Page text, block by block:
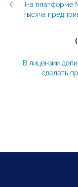
На платформе
тысяча
В лицензии
сделать